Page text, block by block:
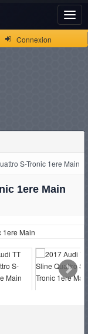
Connexion
S-Tronic 1ere Main
1ere Main